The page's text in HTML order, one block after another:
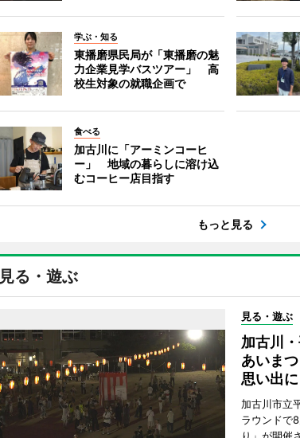
学ぶ・知る
東播磨県民局が「東播磨の魅
力企業見学バスツアー」 高
校生対象の就職企画で
食べる
加古川に「アーミンコーヒ
ー」 地域の暮らしに溶け込
むコーヒー店目指す
もっと見る
見る・遊ぶ
見る・遊ぶ
加古川
あいま
思い出に
加古川市立
ラウンドで